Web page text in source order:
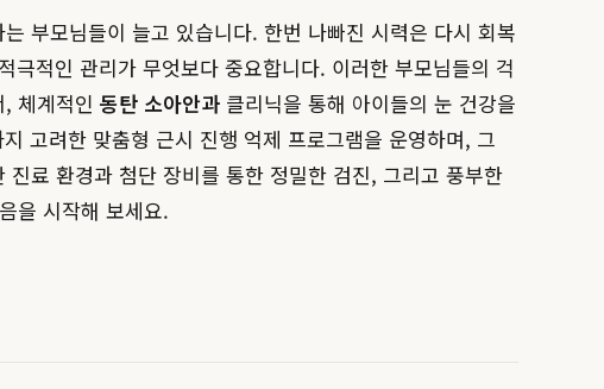
부모님들이 늘고 있습니다. 한번 나빠진 시력은 다시 회복
적인 관리가 무엇보다 중요합니다. 이러한 부모님들의 걱
체계적인 동탄 소아안과 클리닉을 통해 아이들의 눈 건강을
고려한 맞춤형 근시 진행 억제 프로그램을 운영하며, 그
료 환경과 첨단 장비를 통한 정밀한 검진, 그리고 풍부한
을 시작해 보세요.